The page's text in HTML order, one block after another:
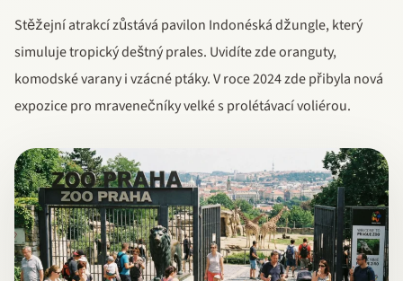
Stěžejní atrakcí zůstává pavilon Indonéská džungle, který
simuluje tropický deštný prales. Uvidíte zde oranguty,
komodské varany i vzácné ptáky. V roce 2024 zde přibyla nová
expozice pro mravenečníky velké s prolétávací voliérou.